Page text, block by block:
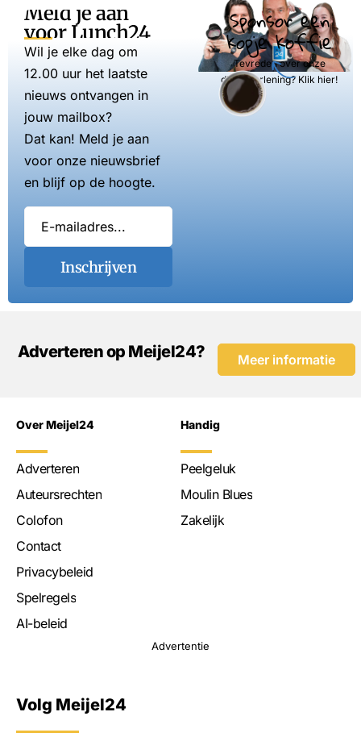
Meld je aan
voor Lunch24
Wil je elke dag om
12.00 uur het laatste
nieuws ontvangen in
jouw mailbox?
Dat kan! Meld je aan
voor onze nieuwsbrief
en blijf op de hoogte.
Inschrijven
Sponsor een
kopje koffie
Tevreden over onze
dienstverlening? Klik hier!
Adverteren op Meijel24? Meer informatie
Over Meijel24
Adverteren
Auteursrechten
Colofon
Contact
Privacybeleid
Spelregels
AI-beleid
Handig
Peelgeluk
Moulin Blues
Zakelijk
Advertentie
Volg Meijel24